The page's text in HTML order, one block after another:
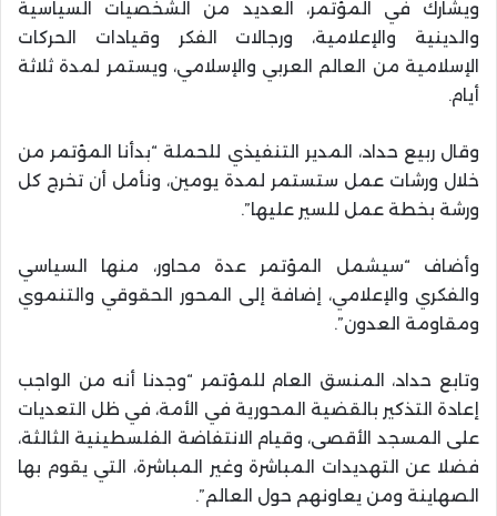
ويشارك في المؤتمر، العديد من الشخصيات السياسية
والدينية والإعلامية، ورجالات الفكر وقيادات الحركات
الإسلامية من العالم العربي والإسلامي، ويستمر لمدة ثلاثة
أيام.
وقال ربيع حداد، المدير التنفيذي للحملة “بدأنا المؤتمر من
خلال ورشات عمل ستستمر لمدة يومين، ونأمل أن تخرج كل
ورشة بخطة عمل للسير عليها”.
وأضاف “سيشمل المؤتمر عدة محاور، منها السياسي
والفكري والإعلامي، إضافة إلى المحور الحقوقي والتنموي
ومقاومة العدون”.
وتابع حداد، المنسق العام للمؤتمر “وجدنا أنه من الواجب
إعادة التذكير بالقضية المحورية في الأمة، في ظل التعديات
على المسجد الأقصى، وقيام الانتفاضة الفلسطينية الثالثة،
فضلا عن التهديدات المباشرة وغير المباشرة، التي يقوم بها
الصهاينة ومن يعاونهم حول العالم”.